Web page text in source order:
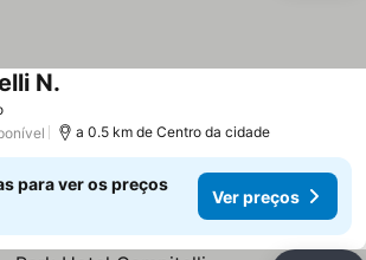
N.
a 0.5 km de Centro da cidade
para ver os preços
Ver preços